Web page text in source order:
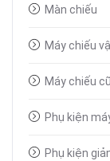
Màn chiếu
Máy chiếu
Máy chiếu
Phụ kiện
Phụ kiện